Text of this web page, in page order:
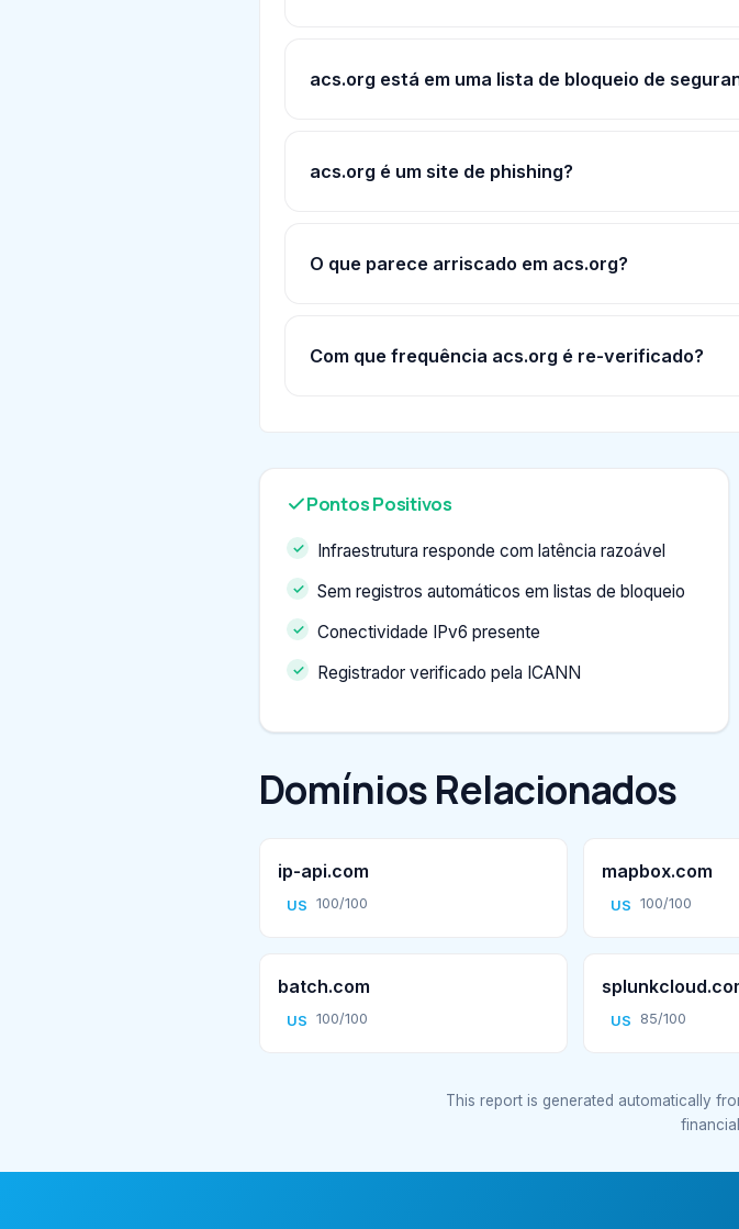
acs.org está em uma lista de bloqueio de
acs.org é um site de phishing?
O que parece arriscado em acs.org?
Com que frequência acs.org é re-verificado?
Pontos Positivos
Infraestrutura responde com latência razoável
Sem registros automáticos em listas de bloqueio
Conectividade IPv6 presente
Registrador verificado pela ICANN
Domínios Relacionados
ip-api.com
US 100/100
mapbox.com
US 100/100
batch.com
US 100/100 US 85/100
This report is generated automatically